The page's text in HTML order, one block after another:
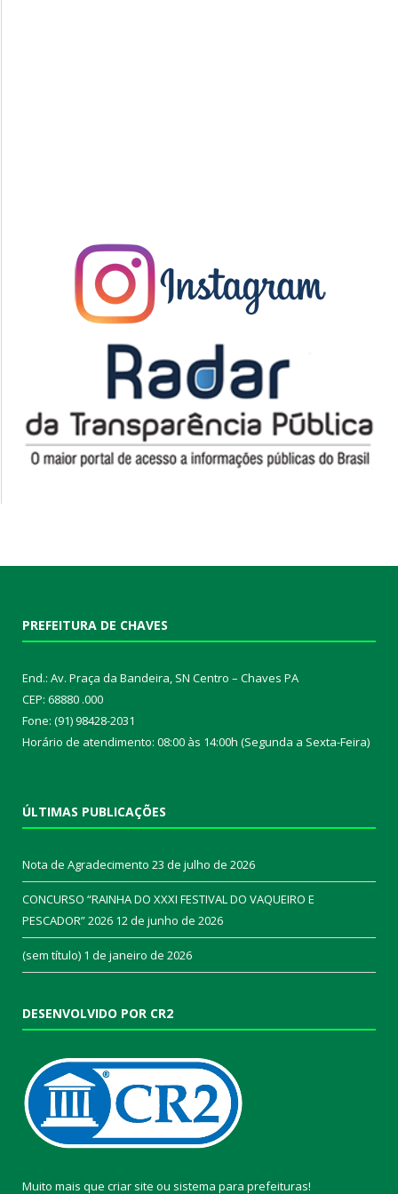
PREFEITURA DE CHAVES
End.: Av. Praça da Bandeira, SN Centro – Chaves PA
CEP: 68880 .000
Fone: (91) 98428-2031
Horário de atendimento: 08:00 às 14:00h (Segunda a Sexta-Feira)
ÚLTIMAS PUBLICAÇÕES
Nota de Agradecimento 23 de julho de 2026
CONCURSO “RAINHA DO XXXI FESTIVAL DO VAQUEIRO E
PESCADOR” 2026 12 de junho de 2026
(sem título) 1 de janeiro de 2026
DESENVOLVIDO POR CR2
Muito mais que criar site ou sistema para prefeituras!